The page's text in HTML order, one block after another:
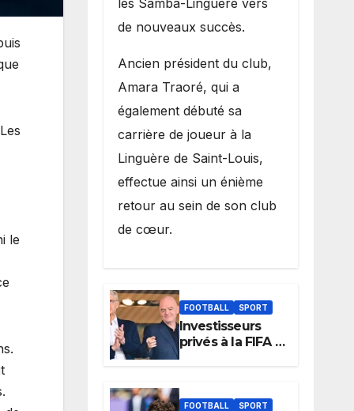
le
les Samba-Linguère vers
de nouveaux succès.
Ancien président du club,
Amara Traoré, qui a
également débuté sa
carrière de joueur à la
Linguère de Saint-Louis,
effectue ainsi un énième
retour au sein de son club
de cœur.
FOOTBALL SPORT
Investisseurs
privés à la FIFA :
Arsène Wenger,
cabinet
d’Infantino, brise
FOOTBALL SPORT